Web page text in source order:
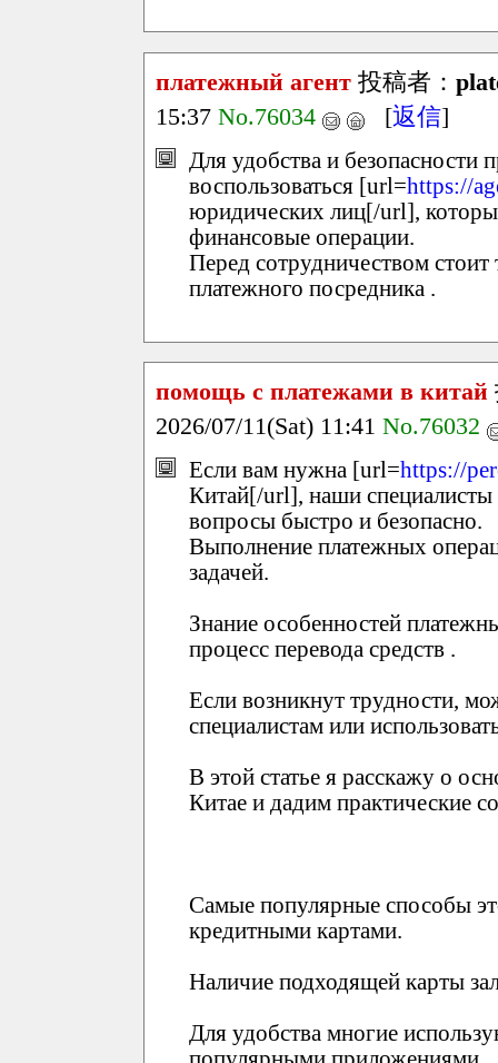
платежный агент 投稿者：
15:37 No.76034 [返信]
Для удобства и безопасности
воспользоваться [url=https://
юридических лиц[/url],
финансовые операции.
Перед сотрудничеством
платежного посредника .
помощь с платежами в китай
2026/07/11(Sat) 11:41 No.76032
Если вам нужна [url=https://
Китай[/url], наши специалисты
вопросы быстро и безопасно.
Выполнение платежных
задачей.
Знание особенностей
процесс перевода средств .
Если возникнут трудности,
специалистам или
В этой статье я расскажу о
Китае и дадим практические
Самые популярные способы
кредитными картами.
Наличие подходящей карты
Для удобства многие